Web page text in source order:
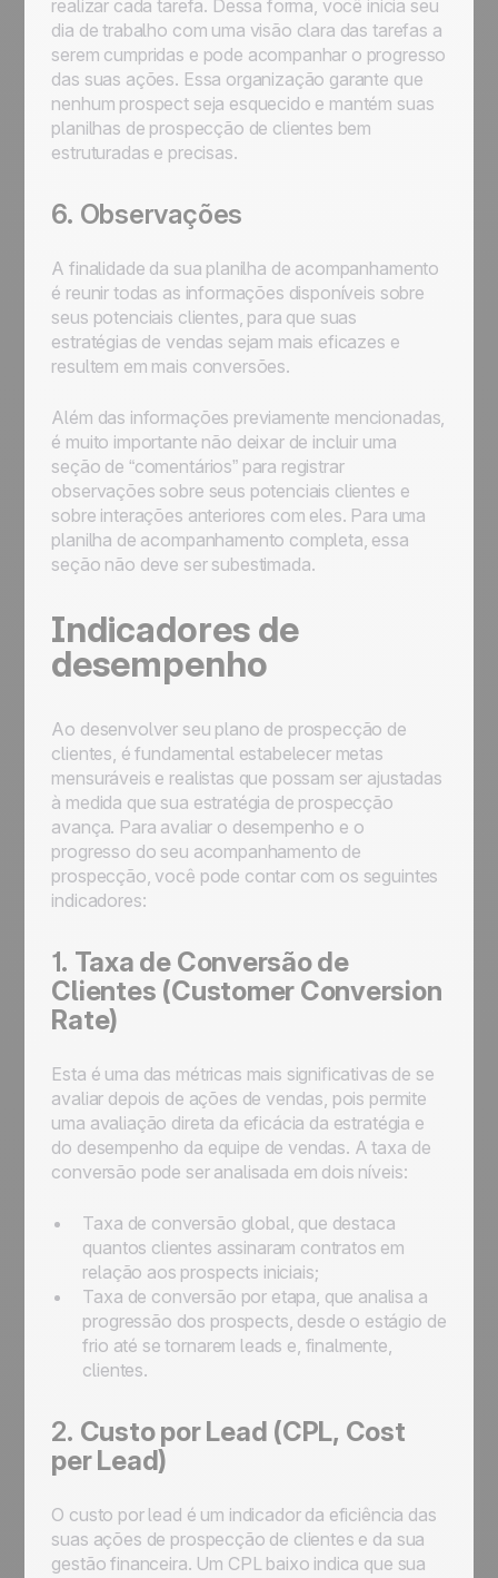
realizar cada tarefa. Dessa forma, você inicia seu
dia de trabalho com uma visão clara das tarefas a
serem cumpridas e pode acompanhar o progresso
das suas ações. Essa organização garante que
nenhum prospect seja esquecido e mantém suas
planilhas de prospecção de clientes bem
estruturadas e precisas.
6. Observações
A finalidade da sua planilha de acompanhamento
é reunir todas as informações disponíveis sobre
seus potenciais clientes, para que suas
estratégias de vendas sejam mais eficazes e
resultem em mais conversões.
Além das informações previamente mencionadas,
é muito importante não deixar de incluir uma
seção de “comentários” para registrar
observações sobre seus potenciais clientes e
sobre interações anteriores com eles. Para uma
planilha de acompanhamento completa, essa
seção não deve ser subestimada.
Indicadores de
desempenho
Ao desenvolver seu plano de prospecção de
clientes, é fundamental estabelecer metas
mensuráveis e realistas que possam ser ajustadas
à medida que sua estratégia de prospecção
avança. Para avaliar o desempenho e o
progresso do seu acompanhamento de
prospecção, você pode contar com os seguintes
indicadores:
1. Taxa de Conversão de
Clientes (Customer Conversion
Rate)
Esta é uma das métricas mais significativas de se
avaliar depois de ações de vendas, pois permite
uma avaliação direta da eficácia da estratégia e
do desempenho da equipe de vendas. A taxa de
conversão pode ser analisada em dois níveis:
Taxa de conversão global, que destaca
quantos clientes assinaram contratos em
relação aos prospects iniciais;
Taxa de conversão por etapa, que analisa a
progressão dos prospects, desde o estágio de
frio até se tornarem leads e, finalmente,
clientes.
2. Custo por Lead (CPL, Cost
per Lead)
O custo por lead é um indicador da eficiência das
suas ações de prospecção de clientes e da sua
gestão financeira. Um CPL baixo indica que sua